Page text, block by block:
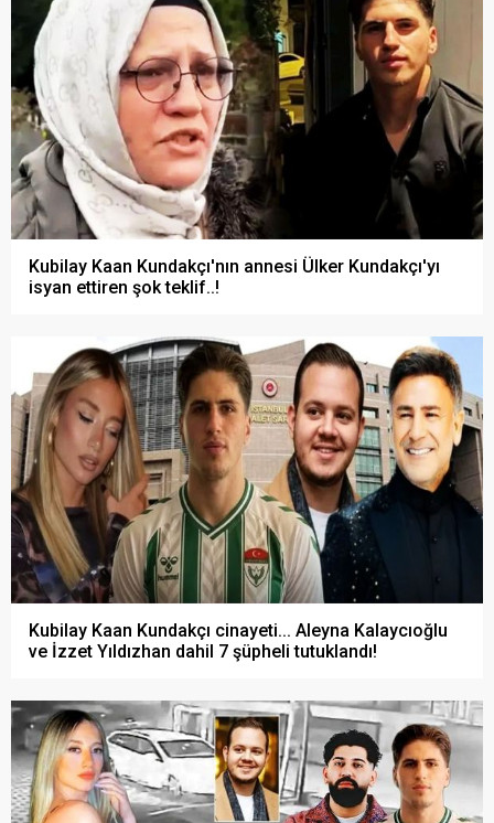
Kubilay Kaan Kundakçı'nın annesi Ülker Kundakçı'yı
isyan ettiren şok teklif..!
Kubilay Kaan Kundakçı cinayeti... Aleyna Kalaycıoğlu
ve İzzet Yıldızhan dahil 7 şüpheli tutuklandı!